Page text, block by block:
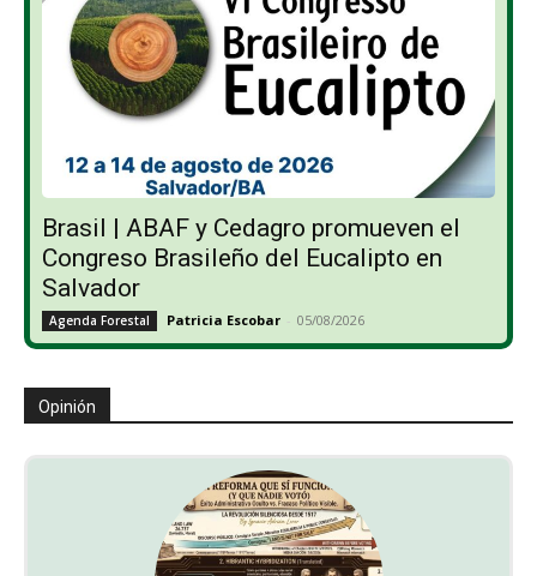
Brasil | ABAF y Cedagro promueven el
Congreso Brasileño del Eucalipto en
Salvador
Agenda Forestal Patricia Escobar - 05/08/2026
Opinión